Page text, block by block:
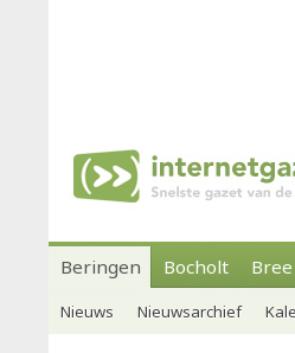
Beringen Bocholt Bree
Nieuws Nieuwsarchief